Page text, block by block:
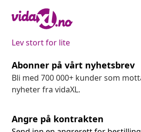
Lev stort for lite
Abonner på vårt nyhetsbrev
Bli med 700 000+ kunder som
nyheter fra vidaXL.
Angre på kontrakten